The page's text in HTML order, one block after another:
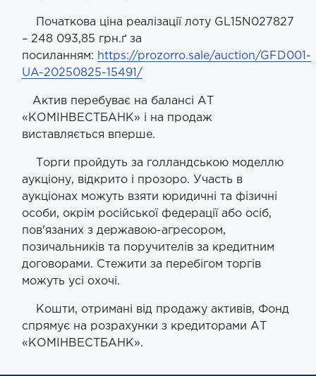
​ Початкова ціна реалізації лоту GL15N027827
– 248 093,85 грн.ґ за
посиланням: https://prozorro.sale/auction/GFD001-
UA-20250825-15491/
​ Актив перебуває на балансі АТ
«КОМІНВЕСТБАНК» і на продаж
виставляється вперше.
​ ​ Торги пройдуть за голландською моделлю
аукціону, відкрито і прозоро. Участь в
аукціонах можуть взяти юридичні та фізичні
особи, окрім російської федерації або осіб,
пов'язаних з державою-агресором,
позичальників та поручителів за кредитним
договорами. Стежити за перебігом торгів
можуть усі охочі.
​ Кошти, отримані від продажу активів, Фонд
спрямує на розрахунки з кредиторами АТ
«КОМІНВЕСТБАНК».